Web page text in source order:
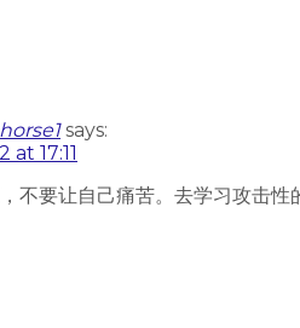
says:
17:11
不要让自己痛苦。去学习攻击性